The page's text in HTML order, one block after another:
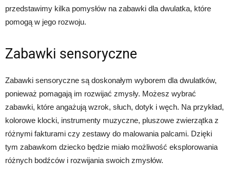
przedstawimy kilka pomysłów na zabawki dla dwulatka, które
pomogą w jego rozwoju.
Zabawki sensoryczne
Zabawki sensoryczne są doskonałym wyborem dla dwulatków,
ponieważ pomagają im rozwijać zmysły. Możesz wybrać
zabawki, które angażują wzrok, słuch, dotyk i węch. Na przykład,
kolorowe klocki, instrumenty muzyczne, pluszowe zwierzątka z
różnymi fakturami czy zestawy do malowania palcami. Dzięki
tym zabawkom dziecko będzie miało możliwość eksplorowania
różnych bodźców i rozwijania swoich zmysłów.